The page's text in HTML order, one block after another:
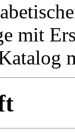
mit